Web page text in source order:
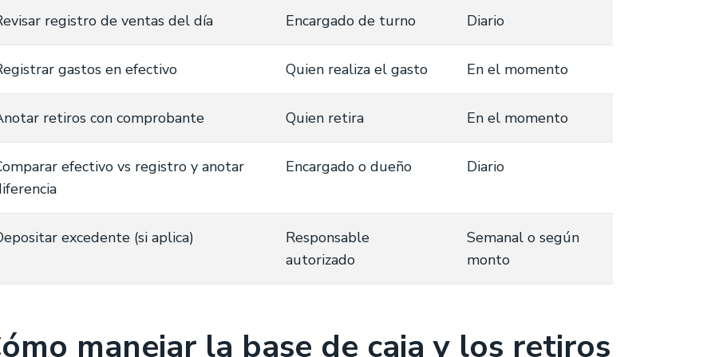
registro de ventas del día Encargado de turno Diario
gastos en efectivo Quien realiza el gasto En el momento
retiros con comprobante Quien retira En el momento
efectivo vs registro y anotar
Encargado o dueño Diario
excedente (si aplica)
Responsable
autorizado
Semanal o según
monto
manejar la base de caja y los retiros